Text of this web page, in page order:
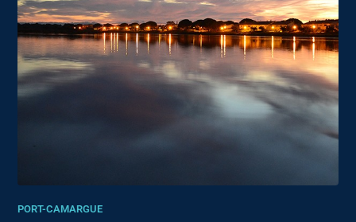
PORT-CAMARGUE